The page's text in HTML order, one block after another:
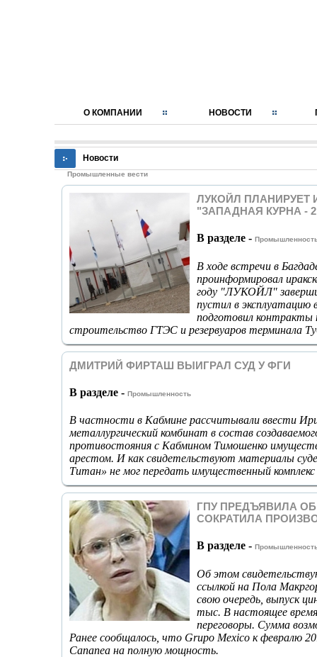
О КОМПАНИИ НОВОСТИ
Новости
Промышленные вести
ЛУКОЙЛ ПЛАНИРУЕТ
"ЗАПАДНАЯ КУРНА -
В разделе -
В ходе встречи в
проинформировал
году "ЛУКОЙЛ"
пустил в эксплуатацию
подготовил контракты
строительство ГТЭС и резервуаров терминала
ДМИТРИЙ ФИРТАШ ВЫИГРАЛ СУД У ФГИ
В разделе - Промышленность
В частности в Кабмине рассчитывали ввести
металлургический комбинат в состав
противостояния с Кабмином Тимошенко
арестом. И как свидетельствуют материалы
Титан» не мог передать имущественный
ГПУ ПРЕДЪЯВИЛА
СОКРАТИЛА
В разделе -
Об этом
ссылкой на Пола
свою очередь, выпуск
тыс. В настоящее
переговоры. Сумма
Ранее сообщалось, что Grupo Mexico к февралю
Cananea на полную мощность.